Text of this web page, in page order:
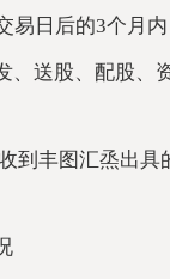
日后的3个月
、送股、配股、
到丰图汇烝出